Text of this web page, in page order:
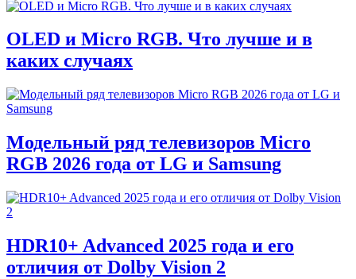
OLED и Micro RGB. Что лучше и в
каких случаях
Модельный ряд телевизоров Micro
RGB 2026 года от LG и Samsung
HDR10+ Advanced 2025 года и его
отличия от Dolby Vision 2